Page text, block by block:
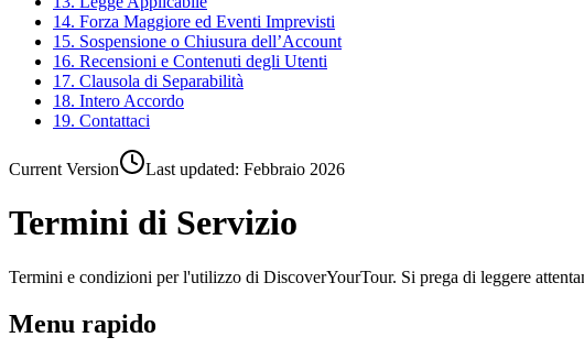
14. Forza Maggiore ed Eventi Imprevisti
15. Sospensione o Chiusura dell’Account
16. Recensioni e Contenuti degli Utenti
17. Clausola di Separabilità
18. Intero Accordo
19. Contattaci
Current Version Last updated: Febbraio 2026
Termini di Servizio
Termini e condizioni per l'utilizzo di DiscoverYourTour. Si prega di leggere
Menu rapido